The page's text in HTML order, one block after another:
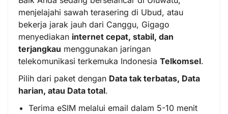
menjelajahi sawah terasering di Ubud, atau
bekerja jarak jauh dari Canggu, Gigago
menyediakan internet cepat, stabil, dan
terjangkau menggunakan jaringan
telekomunikasi terkemuka Indonesia Telkomsel.
Pilih dari paket dengan Data tak terbatas, Data
harian, atau Data total.
Terima eSIM melalui email dalam 5-10 menit